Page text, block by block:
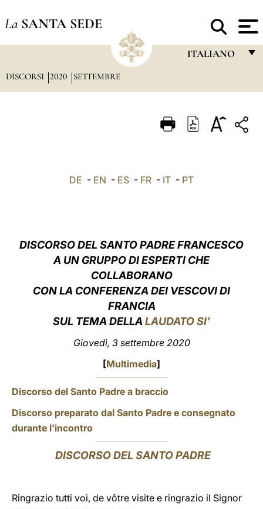
La SANTA SEDE
ITALIANO
ITALIANO
中文
DISCORSI 2020 SETTEMBRE
DE - EN - ES - FR - IT - PT
DISCORSO DEL SANTO PADRE FRANCESCO
A UN GRUPPO DI ESPERTI CHE
COLLABORANO
CON LA CONFERENZA DEI VESCOVI DI
FRANCIA
SUL TEMA DELLA LAUDATO SI’
Giovedì, 3 settembre 2020
[Multimedia]
Discorso del Santo Padre a braccio
Discorso preparato dal Santo Padre e consegnato
durante l'incontro
DISCORSO DEL SANTO PADRE
Ringrazio tutti voi, de vôtre visite e ringrazio il Signor